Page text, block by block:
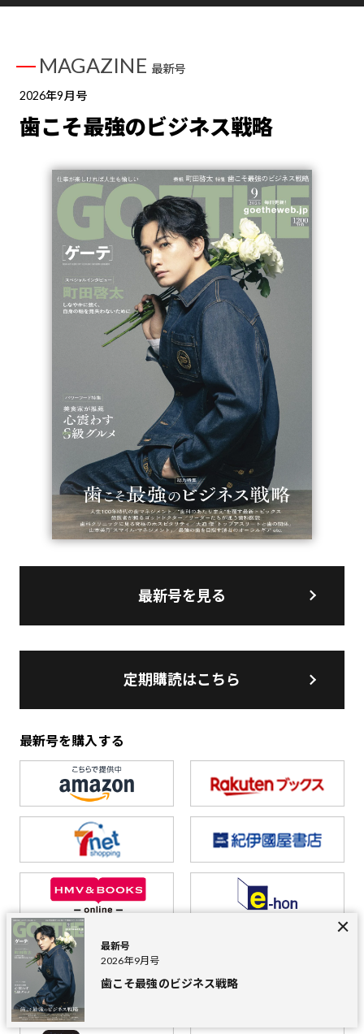
MAGAZINE 最新号
2026年9月号
歯こそ最強のビジネス戦略
最新号を見る
定期購読はこちら
最新号を購入する
電子版も発売中！
最新号
2026年9月号
歯こそ最強のビジネス戦略